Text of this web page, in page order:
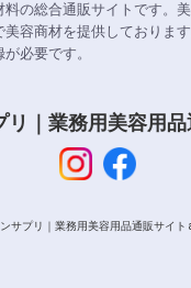
料の総合通販サイトです。
容商材を提供しておりま
必要です。
リ｜業務用美容用品
サプリ｜業務用美容用品通販サイ